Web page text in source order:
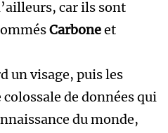
car ils sont
Carboneet
un visage, puis les
de données qui
du monde,